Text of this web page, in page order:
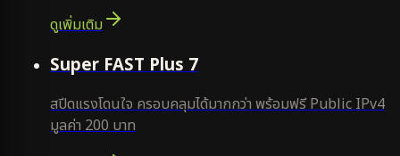
ดูเพิ่มเติม
Super FAST Plus 7
สปีดแรงโดนใจ ครอบคลุมได้มากกว่า พร้อมฟรี Public IPv4
มูลค่า 200 บาท